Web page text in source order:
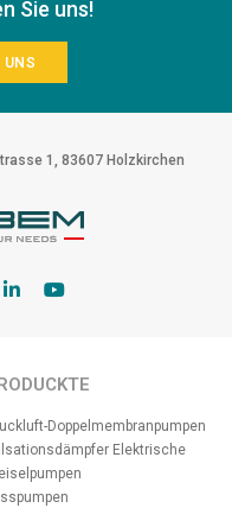
Sie uns!
UNS
1, 83607 Holzkirchen
Doppelmembranpumpen
Elektrische